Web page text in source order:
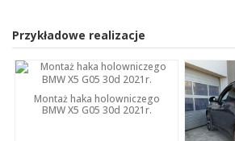
Przykładowe realizacje
Montaż haka holowniczego
BMW X5 G05 30d 2021r.